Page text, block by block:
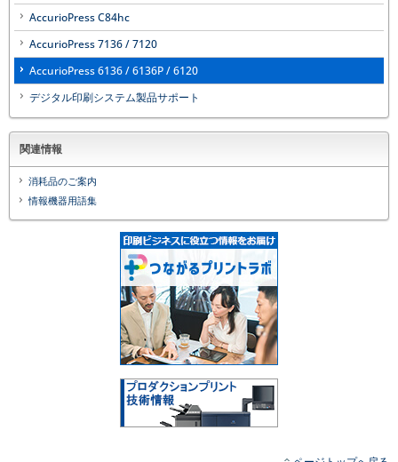
AccurioPress C84hc
AccurioPress 7136 / 7120
AccurioPress 6136 / 6136P / 6120
デジタル印刷システム製品サポート
関連情報
消耗品のご案内
情報機器用語集